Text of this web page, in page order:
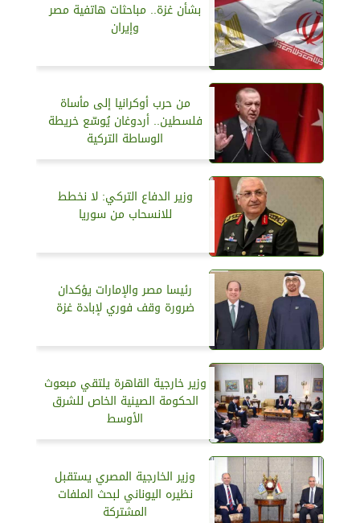
بشأن غزة.. مباحثات هاتفية مصر
وإيران
من حرب أوكرانيا إلى مأساة
فلسطين.. أردوغان يُوسّع خريطة
الوساطة التركية
وزير الدفاع التركي: لا نخطط
للانسحاب من سوريا
رئيسا مصر والإمارات يؤكدان
ضرورة وقف فوري لإبادة غزة
وزير خارجية القاهرة يلتقي مبعوث
الحكومة الصينية الخاص للشرق
الأوسط
وزير الخارجية المصري يستقبل
نظيره اليوناني لبحث الملفات
المشتركة